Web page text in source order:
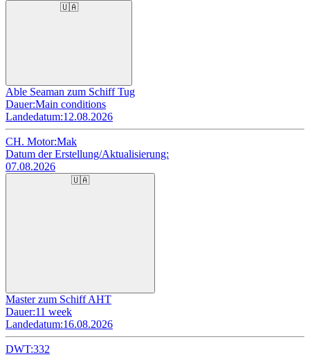
🇺🇦
Able Seaman zum Schiff Tug
Dauer:Main conditions
Landedatum:12.08.2026
CH. Motor:Mak
Datum der Erstellung/Aktualisierung:
07.08.2026
🇺🇦
Master zum Schiff AHT
Dauer:11 week
Landedatum:16.08.2026
DWT:332